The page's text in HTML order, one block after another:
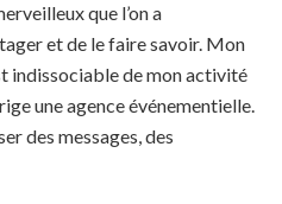
que l’on a
et de le faire savoir. Mon
indissociable de mon activité
une agence événementielle.
des messages, des